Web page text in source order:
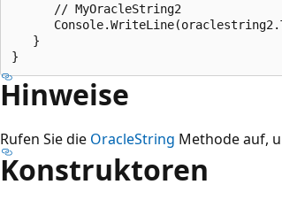
      // MyOracleString2
   }
Hinweise
Rufen Sie die OracleString Methode auf,
Konstruktoren